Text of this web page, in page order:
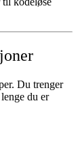
Du trenger
du er